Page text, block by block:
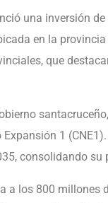
una inversión
en la
que
1
consolidando
a los 800 millones